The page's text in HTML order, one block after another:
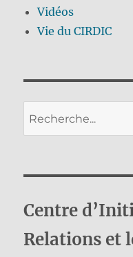
Vidéos
Vie du CIRDIC
Centre
Relations et